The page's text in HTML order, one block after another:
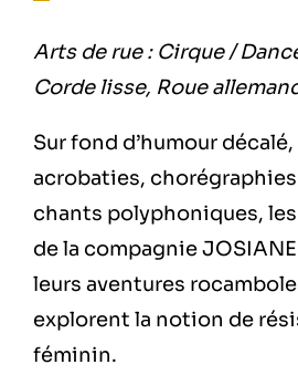
Arts de rue : Cirque /
Corde lisse, Roue
Sur fond d’humour
acrobaties,
chants polyphoniques,
de la compagnie
leurs aventures
explorent la notion de
féminin.